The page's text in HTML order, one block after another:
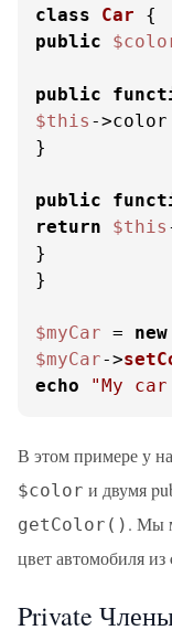
class Car
public
public
$this -
}
public
return
$this
}
}
$myCar = new
$myCar->
echo
"My
В этом примере у
$color и двумя
getColor() . Мы
цвет автомобиля из
Private